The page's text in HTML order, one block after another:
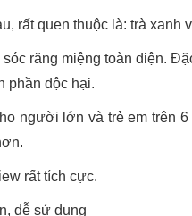
rất quen thuộc là: trà xanh
răng miệng toàn diện.
phần độc hại.
người lớn và trẻ em trên 6
rất tích cực.
dễ sử dụng